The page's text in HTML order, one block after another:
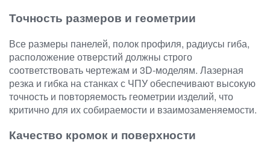
Точность размеров и геометрии
Все размеры панелей, полок профиля, радиусы гиба,
расположение отверстий должны строго
соответствовать чертежам и 3D-моделям. Лазерная
резка и гибка на станках с ЧПУ обеспечивают высокую
точность и повторяемость геометрии изделий, что
критично для их собираемости и взаимозаменяемости.
Качество кромок и поверхности